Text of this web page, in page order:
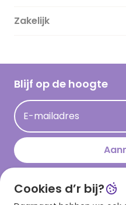
Duurzaamheid
Hallmark Kaartclub
Acties
Persberichten
Hallmark en
Magazine
Cadeau inspiratie
Kaartinspiratie
Zakelijk
Blijf op de hoogte
E-mailadres
Download onze app
Cookies d’r bij?